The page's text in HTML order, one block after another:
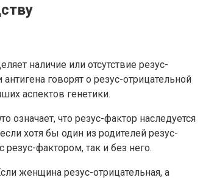
наличие или отсутствие резус-
говорят о резус-отрицательной
аспектов генетики.
что резус-фактор наследуется
хотя бы один из родителей резус-
фактором, так и без него.
женщина резус-отрицательная, а